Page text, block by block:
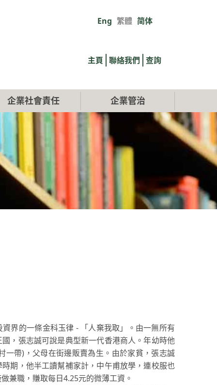
Eng 繁體 简体
links
主頁 聯絡我們 查詢
企業社會責任 企業管治
界的一條金科玉律 - 「人棄我取」。由一無所有
，張志誠可說是典型新一代香港商人。年幼時他
一帶)，父母在街邊販賣為生。由於家貧，張志誠
期，他半工讀幫補家計，中午甫放學，連校服也
兼職，賺取每日4.25元的微薄工資。